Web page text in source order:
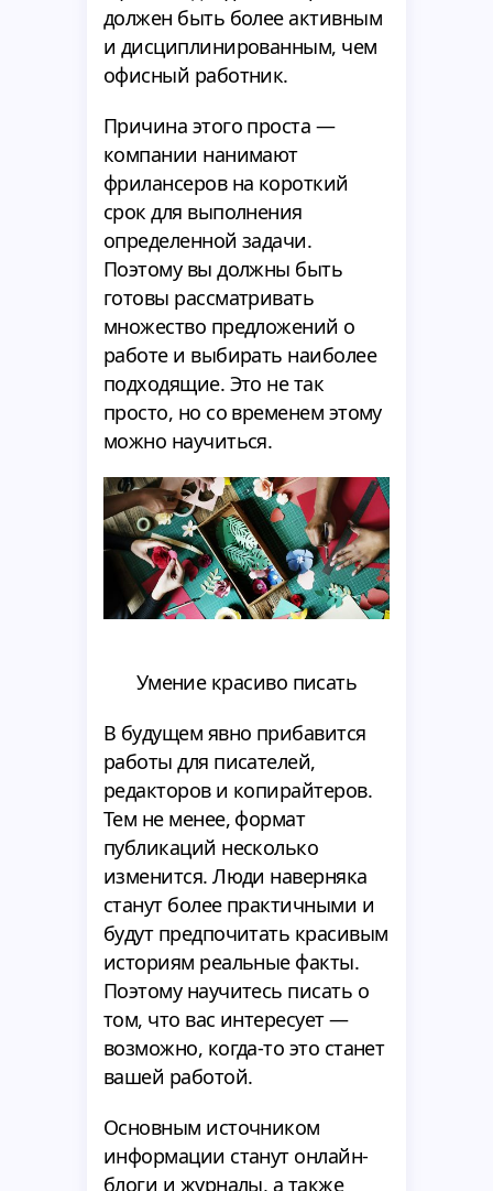
должен быть более активным
и дисциплинированным, чем
офисный работник.
Причина этого проста —
компании нанимают
фрилансеров на короткий
срок для выполнения
определенной задачи.
Поэтому вы должны быть
готовы рассматривать
множество предложений о
работе и выбирать наиболее
подходящие. Это не так
просто, но со временем этому
можно научиться.
Умение красиво писать
В будущем явно прибавится
работы для писателей,
редакторов и копирайтеров.
Тем не менее, формат
публикаций несколько
изменится. Люди наверняка
станут более практичными и
будут предпочитать красивым
историям реальные факты.
Поэтому научитесь писать о
том, что вас интересует —
возможно, когда-то это станет
вашей работой.
Основным источником
информации станут онлайн-
блоги и журналы, а также